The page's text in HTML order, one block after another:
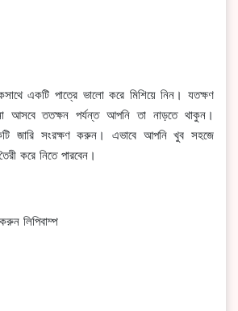
একটি পাত্রে ভালো করে মিশিয়ে নিন। যতক্ষণ
আসবে ততক্ষন পর্যন্ত আপনি তা নাড়তে থাকুন।
জারি সংরক্ষণ করুন। এভাবে আপনি খুব সহজে
করে নিতে পারবেন।
লিপিবাম্প